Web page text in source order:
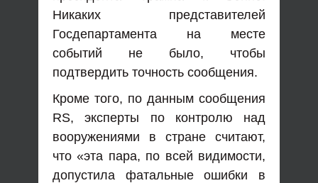
Никаких представителей
Госдепартамента на месте
событий не было, чтобы
подтвердить точность сообщения.
Кроме того, по данным сообщения
RS, эксперты по контролю над
вооружениями в стране считают,
что «эта пара, по всей видимости,
допустила фатальные ошибки в